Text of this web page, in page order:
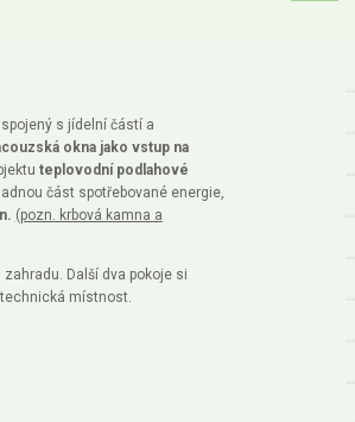
s jídelní částí a
okna jako vstup na
teplovodní podlahové
část spotřebované energie,
(pozn. krbová kamna a
Další dva pokoje si
místnost.